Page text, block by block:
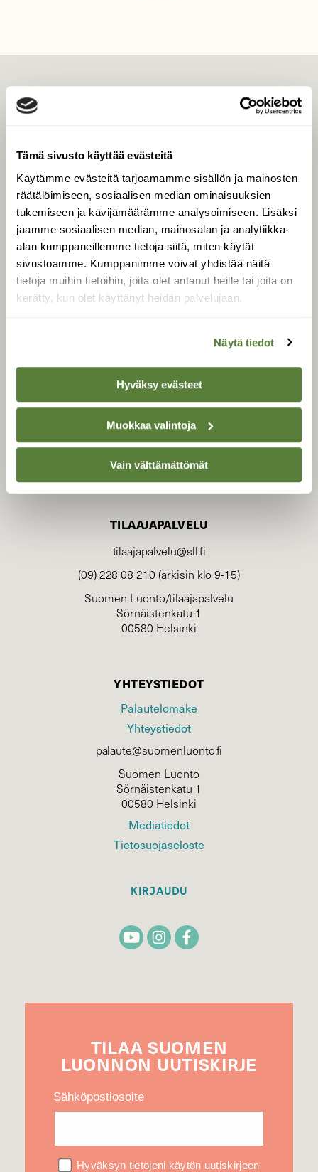
Tämä sivusto käyttää evästeitä
Käytämme evästeitä tarjoamamme sisällön ja mainosten
räätälöimiseen, sosiaalisen median ominaisuuksien
tukemiseen ja kävijämäärämme analysoimiseen. Lisäksi
jaamme sosiaalisen median, mainosalan ja analytiikka-
alan kumppaneillemme tietoja siitä, miten käytät
sivustoamme. Kumppanimme voivat yhdistää näitä
tietoja muihin tietoihin, joita olet antanut heille tai joita on
kerätty, kun olet käyttänyt heidän palvelujaan.
Näytä tiedot
Hyväksy evästeet
Muokkaa valintoja
Vain välttämättömät
Tilaa digilukuoikeus
Äänestä parasta juttua
Tilaa uutiskirje
SUOMEN LUONNON­
SUOJELU­LIITTO
Suomen Luonto -lehden
luonnonsuojelu­liitto.
TILAAJAPALVELU
tilaajapalvelu@sll.fi
(09) 228 08 210 (arkisin klo 9-15)
Suomen Luonto/tilaajapalvelu
Sörnäistenkatu 1
00580 Helsinki
YHTEYSTIEDOT
Palautelomake
Yhteystiedot
palaute@suomenluonto.fi
Suomen Luonto
Sörnäistenkatu 1
00580 Helsinki
Mediatiedot
Tietosuojaseloste
KIRJAUDU
TILAA SUOMEN
LUONNON UUTIS­KIRJE
Sähköpostiosoite
Hyväksyn tietojeni käytön uutiskirjeen